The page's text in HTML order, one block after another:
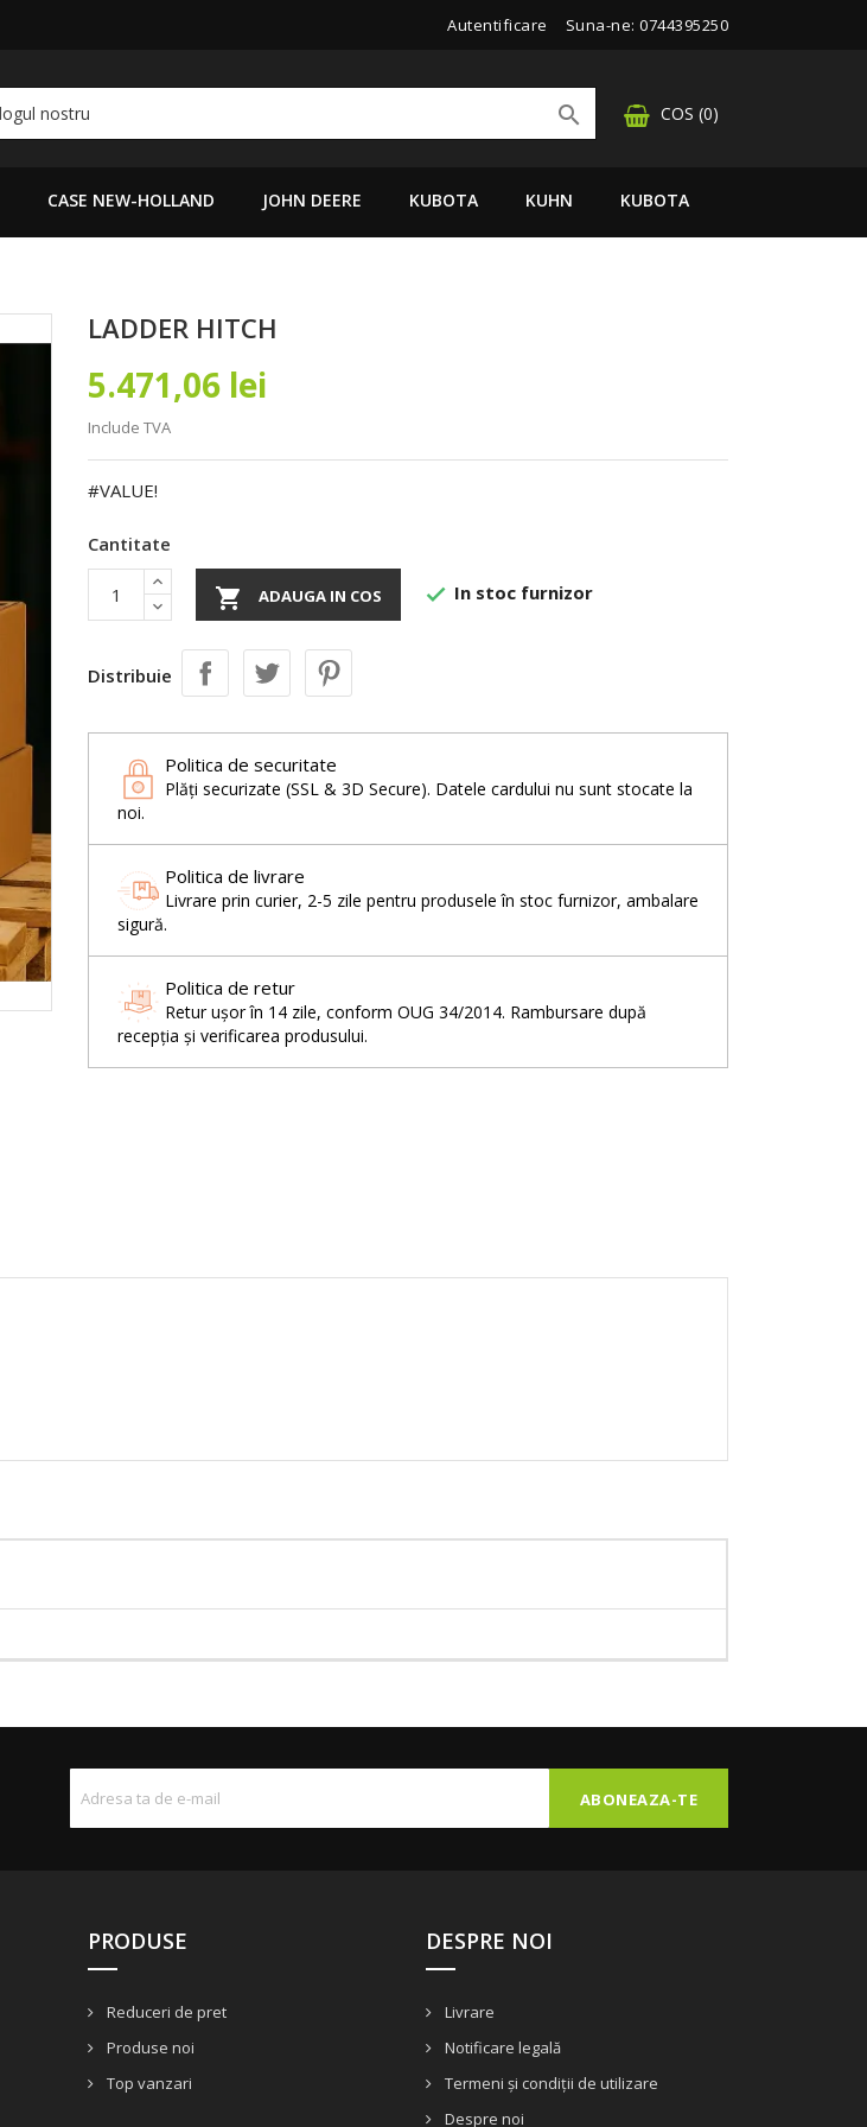
Autentificare Suna-ne: 0744395250
COS (0)

CASE NEW-HOLLAND JOHN DEERE KUBOTA KUHN KUBOTA
LADDER HITCH
5.471,06 lei
Include TVA
#VALUE!
Cantitate
 ADAUGA IN COS  In stoc furnizor
Distribuie
Politica de securitate
Plăți securizate (SSL & 3D Secure). Datele cardului nu sunt stocate la
noi.
Politica de livrare
Livrare prin curier, 2-5 zile pentru produsele în stoc furnizor, ambalare
sigură.
Politica de retur
Retur ușor în 14 zile, conform OUG 34/2014. Rambursare după
recepția și verificarea produsului.
PRODUSE
Reduceri de pret
Produse noi
Top vanzari
DESPRE NOI
Livrare
Notificare legală
Termeni și condiții de utilizare
Despre noi